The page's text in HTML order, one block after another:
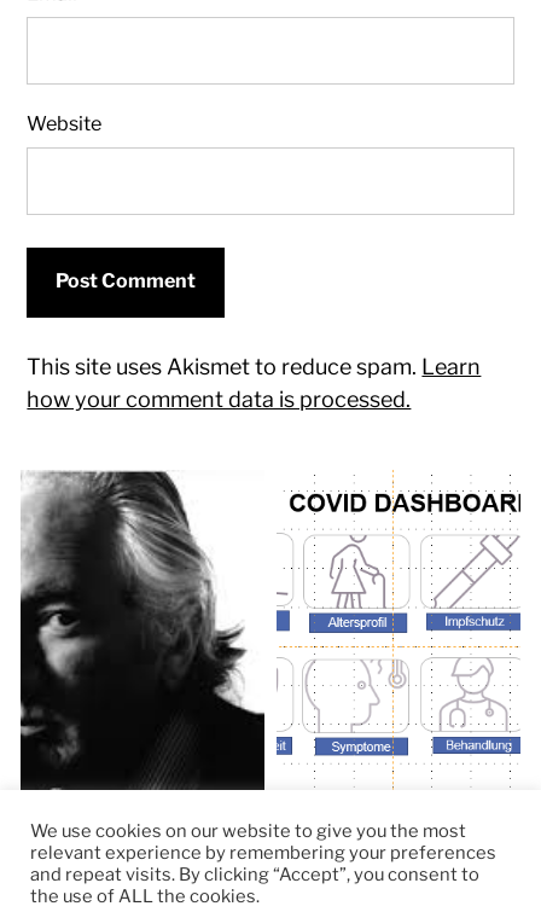
Website
This site uses Akismet to reduce spam. Learn
how your comment data is processed.
© 2026RapidKnowHow – DECISION MASTER
We use cookies on our website to give you the most
relevant experience by remembering your preferences
and repeat visits. By clicking “Accept”, you consent to
the use of ALL the cookies.